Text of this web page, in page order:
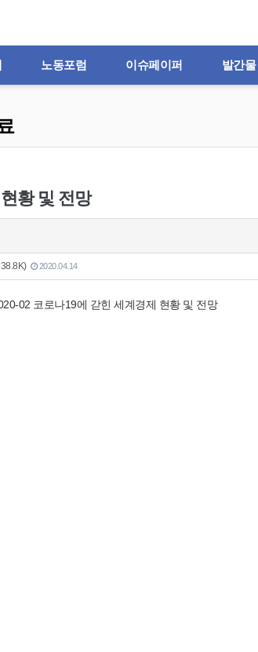
노동포럼 이슈페이퍼 발간물
황 및 전망
2020.04.14
02 코로나19에 갇힌 세계경제 현황 및 전망